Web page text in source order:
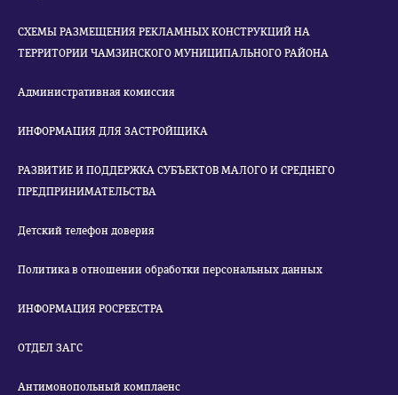
СХЕМЫ РАЗМЕЩЕНИЯ РЕКЛАМНЫХ КОНСТРУКЦИЙ НА
ТЕРРИТОРИИ ЧАМЗИНСКОГО МУНИЦИПАЛЬНОГО РАЙОНА
Административная комиссия
ИНФОРМАЦИЯ ДЛЯ ЗАСТРОЙЩИКА
РАЗВИТИЕ И ПОДДЕРЖКА СУБЪЕКТОВ МАЛОГО И СРЕДНЕГО
ПРЕДПРИНИМАТЕЛЬСТВА
Детский телефон доверия
Политика в отношении обработки персональных данных
ИНФОРМАЦИЯ РОСРЕЕСТРА
ОТДЕЛ ЗАГС
Антимонопольный комплаенс